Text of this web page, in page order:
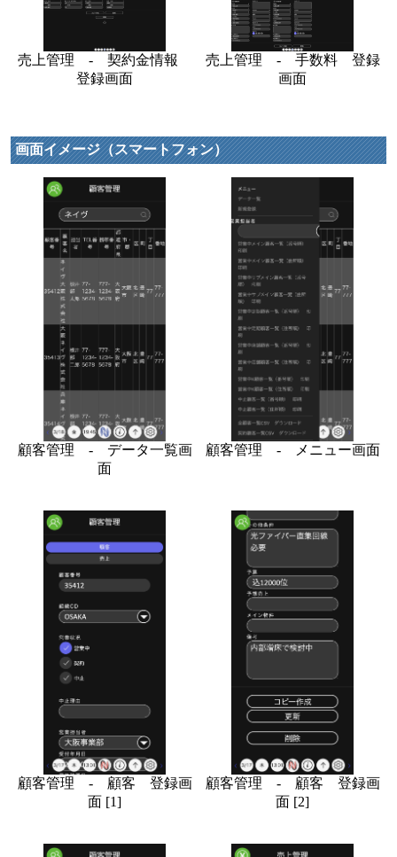
売上管理 - 契約金情報
登録画面
売上管理 - 手数料 登録
画面
画面イメージ（スマートフォン）
顧客管理 - データ一覧画
面
顧客管理 - メニュー画面
顧客管理 - 顧客 登録画
面 [1]
顧客管理 - 顧客 登録画
面 [2]